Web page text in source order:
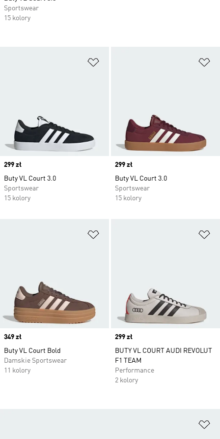
Price
299 zł
Buty VL Court 3.0
Sportswear
15 kolory
Price
299 zł
Buty VL Court 3.0
Sportswear
15 kolory
Price
349 zł
Buty VL Court Bold
Damskie Sportswear
11 kolory
Price
299 zł
BUTY VL COURT AUDI REVOLUT
F1 TEAM
Performance
2 kolory
Sportswear
15 kolory